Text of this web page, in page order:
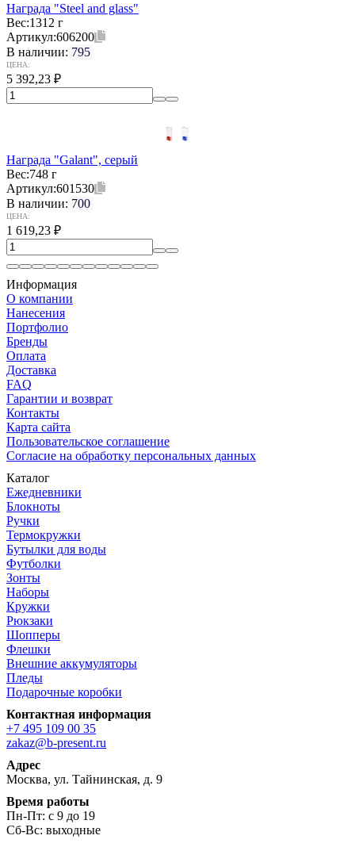
Награда "Steel and glass"
Вес:1312 г
Артикул:606200
В наличии: 795
ЦЕНА:
5 392,23 ₽
Награда "Galant", серый
Вес:748 г
Артикул:601530
В наличии: 700
ЦЕНА:
1 619,23 ₽
Информация
О компании
Нанесения
Портфолио
Бренды
Оплата
Доставка
FAQ
Гарантии и возврат
Контакты
Карта сайта
Пользовательское соглашение
Согласие на обработку персональных данных
Каталог
Ежедневники
Блокноты
Ручки
Термокружки
Бутылки для воды
Футболки
Зонты
Наборы
Кружки
Рюкзаки
Шопперы
Флешки
Внешние аккумуляторы
Пледы
Подарочные коробки
Контактная информация
+7 495 109 00 35
zakaz@b-present.ru
Адрес
Москва, ул. Тайнинская, д. 9
Время работы
Пн-Пт: с 9 до 19
Сб-Вс: выходные